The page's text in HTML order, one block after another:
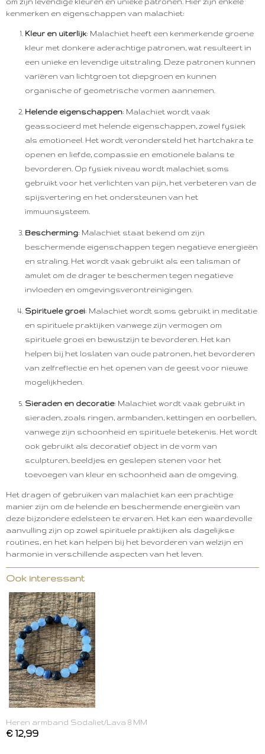
kenmerken en eigenschappen van malachiet:
Kleur en uiterlijk: Malachiet heeft een kenmerkende groene
kleur met donkere aderachtige patronen, wat resulteert in
een unieke en levendige uitstraling. Deze patronen kunnen
variëren van lichtgroen tot diepgroen en kunnen
organische of geometrische vormen aannemen.
Helende eigenschappen: Malachiet wordt vaak
geassocieerd met helende eigenschappen, zowel fysiek
als emotioneel. Het wordt verondersteld het hartchakra te
openen en liefde, compassie en emotionele balans te
bevorderen. Op fysiek niveau wordt malachiet soms
gebruikt voor het verlichten van pijn, het verbeteren van de
spijsvertering en het ondersteunen van het
immuunsysteem.
Bescherming: Malachiet staat bekend om zijn
beschermende eigenschappen tegen negatieve energieën
en straling. Het wordt vaak gebruikt als een talisman of
amulet om de drager te beschermen tegen negatieve
invloeden en omgevingsverontreinigingen.
Spirituele groei: Malachiet wordt soms gebruikt in meditatie
en spirituele praktijken vanwege zijn vermogen om
spirituele groei en bewustzijn te bevorderen. Het kan
helpen bij het loslaten van oude patronen, het bevorderen
van zelfreflectie en het openen van de geest voor nieuwe
mogelijkheden.
Sieraden en decoratie: Malachiet wordt vaak gebruikt in
sieraden, zoals ringen, armbanden, kettingen en oorbellen,
vanwege zijn schoonheid en spirituele betekenis. Het wordt
ook gebruikt als decoratief object in de vorm van
sculpturen, beeldjes en geslepen stenen voor het
toevoegen van kleur en schoonheid aan de omgeving.
Het dragen of gebruiken van malachiet kan een prachtige
manier zijn om de helende en beschermende energieën van
deze bijzondere edelsteen te ervaren. Het kan een waardevolle
aanvulling zijn op zowel spirituele praktijken als dagelijkse
routines, en het kan helpen bij het bevorderen van welzijn en
harmonie in verschillende aspecten van het leven.
Ook interessant
Heren armband Sodaliet/Lava 8 MM
€ 12,99